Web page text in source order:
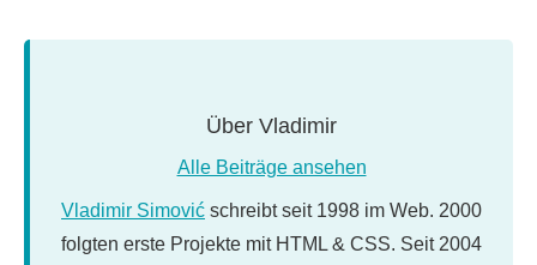
Über Vladimir
Alle Beiträge ansehen
Vladimir Simović schreibt seit 1998 im Web. 2000
folgten erste Projekte mit HTML & CSS. Seit 2004